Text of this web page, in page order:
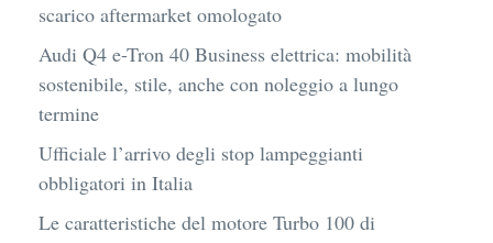
scarico aftermarket omologato
Audi Q4 e-Tron 40 Business elettrica: mobilità
sostenibile, stile, anche con noleggio a lungo
termine
Ufficiale l’arrivo degli stop lampeggianti
obbligatori in Italia
Le caratteristiche del motore Turbo 100 di